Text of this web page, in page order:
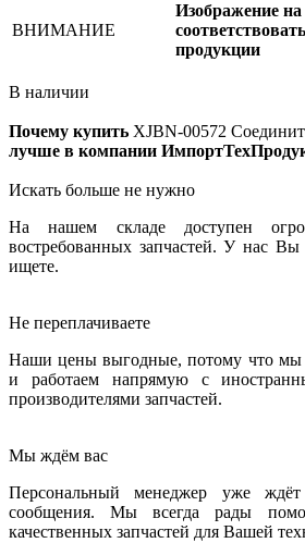
ВНИМАНИЕ
Изображение
продукции
В наличии
Почему купить XJBN-00572
лучше в компании
Искать больше не нужно
На нашем складе доступен
востребованных запчастей. У нас Вы
ищете.
Не переплачиваете
Наши цены выгодные, потому что мы
и работаем напрямую с
производителями запчастей.
Мы ждём вас
Персональный менеджер уже
сообщения. Мы всегда рады
качественных запчастей для Вашей